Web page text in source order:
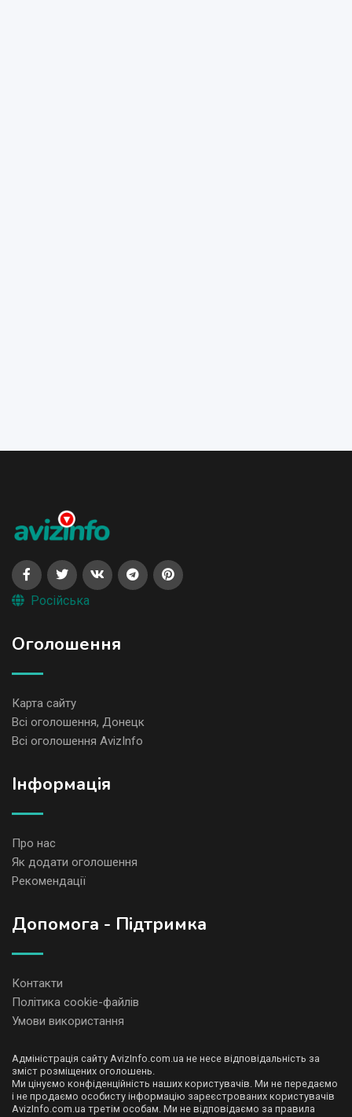
Російська
Оголошення
Карта сайту
Всі оголошення, Донецк
Всі оголошення AvizInfo
Iнформація
Про нас
Як додати оголошення
Рекомендації
Допомога - Підтримка
Контакти
Політика cookie-файлів
Умови використання
Адміністрація сайту AvizInfo.com.ua не несе відповідальність за
зміст розміщених оголошень.
Ми цінуємо конфіденційність наших користувачів. Ми не передаємо
і не продаємо особисту інформацію зареєстрованих користувачів
AvizInfo.com.ua третім особам. Ми не відповідаємо за правила